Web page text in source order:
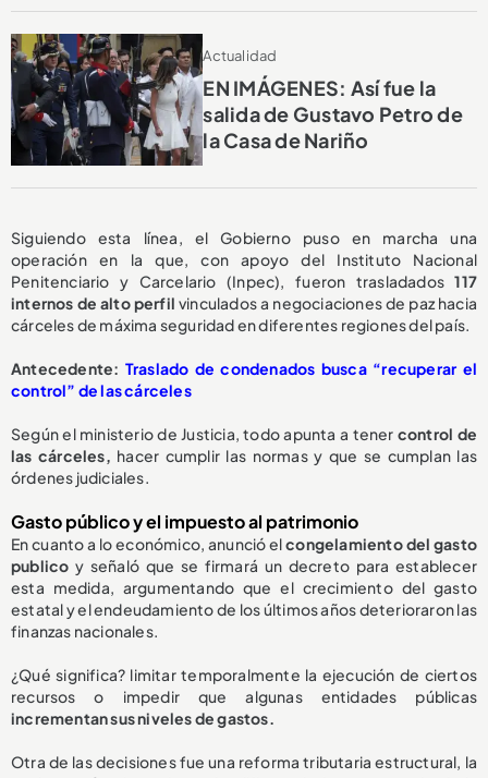
Actualidad
EN IMÁGENES: Así fue la
salida de Gustavo Petro de
la Casa de Nariño
Siguiendo esta línea, el Gobierno puso en marcha una
operación en la que, con apoyo del Instituto Nacional
Penitenciario y Carcelario (Inpec), fueron trasladados117
internos de alto perfil vinculados a negociaciones de paz hacia
cárceles de máxima seguridad en diferentes regiones del país.
Antecedente: Traslado de condenados busca “recuperar el
control” de las cárceles
Según el ministerio de Justicia, todo apunta a tener control de
las cárceles, hacer cumplir las normas y que se cumplan las
órdenes judiciales.
Gasto público y el impuesto al patrimonio
En cuanto a lo económico, anunció elcongelamiento del gasto
publico y señaló que se firmará un decreto para establecer
esta medida, argumentando que el crecimiento del gasto
estatal y el endeudamiento de los últimos años deterioraron las
finanzas nacionales.
¿Qué significa? limitar temporalmente la ejecución de ciertos
recursos o impedir que algunas entidades públicas
incrementan sus niveles de gastos.
Otra de las decisiones fue una reforma tributaria estructural, la